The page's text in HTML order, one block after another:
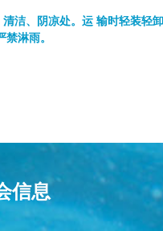
洁、阴凉处。运 输时轻装轻卸
淋雨。
信息